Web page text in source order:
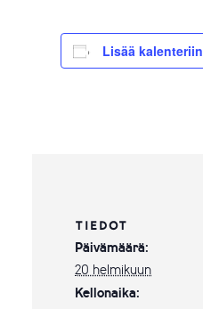
Lisää kalenteriin
TIEDOT
Päivämäärä:
20 helmikuun
Kellonaika: